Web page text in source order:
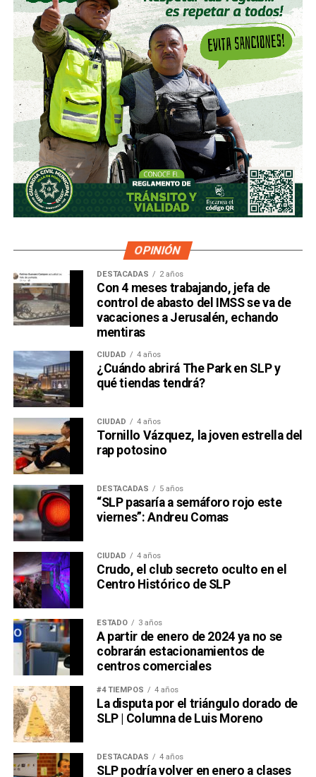
OPINIÓN
DESTACADAS 2 años
Con 4 meses trabajando, jefa de
control de abasto del IMSS se va de
vacaciones a Jerusalén, echando
mentiras
CIUDAD 4 años
¿Cuándo abrirá The Park en SLP y
qué tiendas tendrá?
CIUDAD 4 años
Tornillo Vázquez, la joven estrella del
rap potosino
DESTACADAS 5 años
“SLP pasaría a semáforo rojo este
viernes”: Andreu Comas
CIUDAD 4 años
Crudo, el club secreto oculto en el
Centro Histórico de SLP
ESTADO 3 años
A partir de enero de 2024 ya no se
cobrarán estacionamientos de
centros comerciales
#4 TIEMPOS 4 años
La disputa por el triángulo dorado de
SLP | Columna de Luis Moreno
DESTACADAS 4 años
SLP podría volver en enero a clases